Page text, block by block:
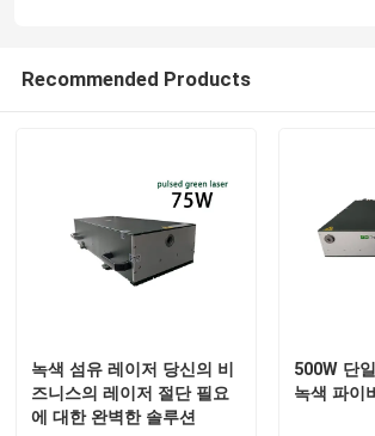
Recommended Products
녹색 섬유 레이저 당신의 비
즈니스의 레이저 절단 필요
에 대한 완벽한 솔루션
500W 단
녹색 파이